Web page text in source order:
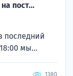
пост...
последний
мы...
1380